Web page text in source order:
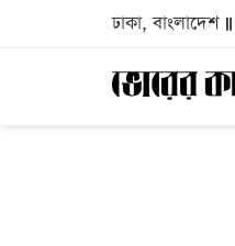
ঢাকা, বাংলাদেশ